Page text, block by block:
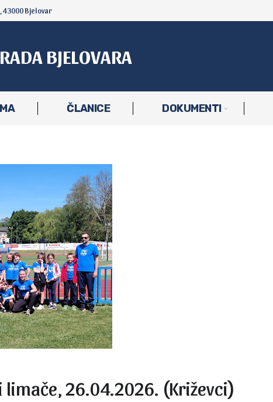
43000 Bjelovar
BJELOVARA
ČLANICE DOKUMENTI
limače, 26.04.2026. (Križevci)